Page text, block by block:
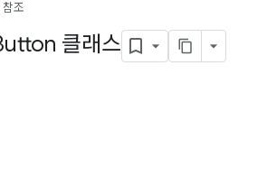
참조
클래스